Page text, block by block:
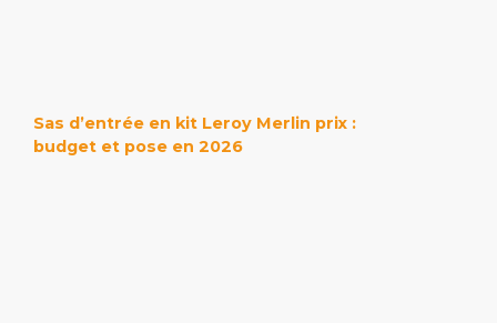
Sas d’entrée en kit Leroy Merlin prix :
budget et pose en 2026